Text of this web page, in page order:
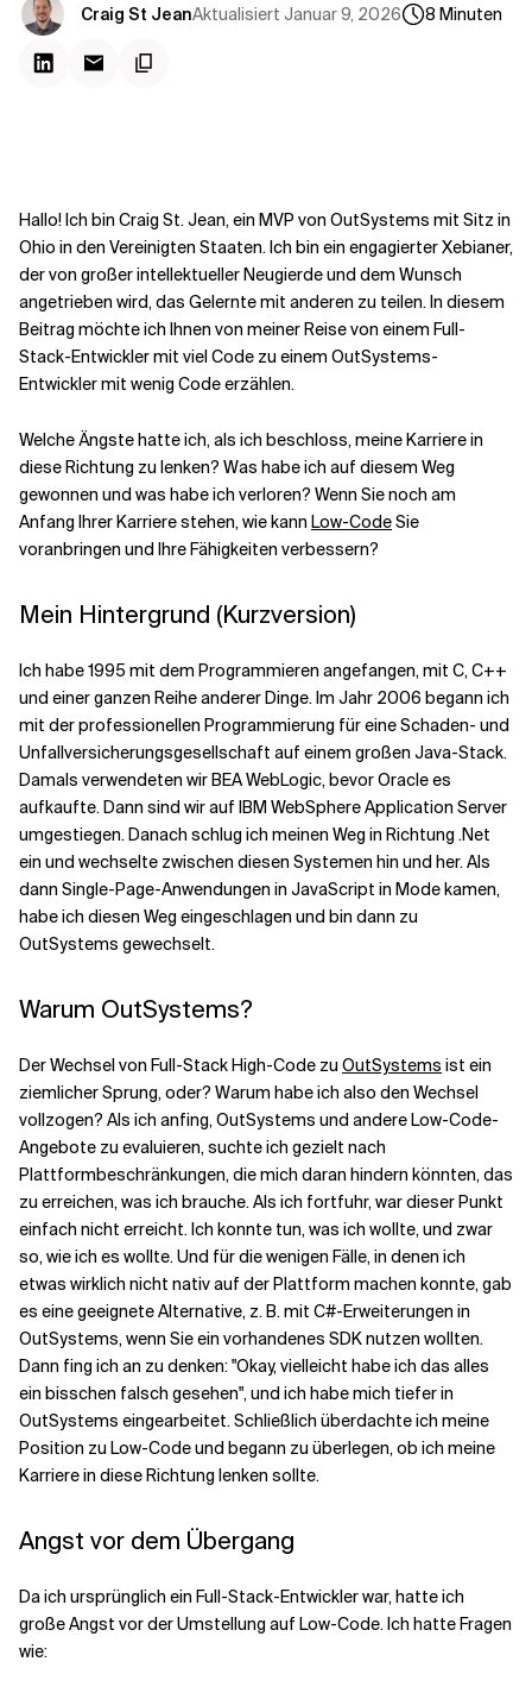
Craig St JeanAktualisiert Januar 9, 2026 8 Minuten
Hallo! Ich bin Craig St. Jean, ein MVP von OutSystems mit Sitz in
Ohio in den Vereinigten Staaten. Ich bin ein engagierter Xebianer,
der von großer intellektueller Neugierde und dem Wunsch
angetrieben wird, das Gelernte mit anderen zu teilen. In diesem
Beitrag möchte ich Ihnen von meiner Reise von einem Full-
Stack-Entwickler mit viel Code zu einem OutSystems-
Entwickler mit wenig Code erzählen.
Welche Ängste hatte ich, als ich beschloss, meine Karriere in
diese Richtung zu lenken? Was habe ich auf diesem Weg
gewonnen und was habe ich verloren? Wenn Sie noch am
Anfang Ihrer Karriere stehen, wie kann Low-CodeSie
voranbringen und Ihre Fähigkeiten verbessern?
Mein Hintergrund (Kurzversion)
Ich habe 1995 mit dem Programmieren angefangen, mit C, C++
und einer ganzen Reihe anderer Dinge. Im Jahr 2006 begann ich
mit der professionellen Programmierung für eine Schaden- und
Unfallversicherungsgesellschaft auf einem großen Java-Stack.
Damals verwendeten wir BEA WebLogic, bevor Oracle es
aufkaufte. Dann sind wir auf IBM WebSphere Application Server
umgestiegen. Danach schlug ich meinen Weg in Richtung .Net
ein und wechselte zwischen diesen Systemen hin und her. Als
dann Single-Page-Anwendungen in JavaScript in Mode kamen,
habe ich diesen Weg eingeschlagen und bin dann zu
OutSystems gewechselt.
Warum OutSystems?
Der Wechsel von Full-Stack High-Code zu OutSystems ist ein
ziemlicher Sprung, oder? Warum habe ich also den Wechsel
vollzogen? Als ich anfing, OutSystems und andere Low-Code-
Angebote zu evaluieren, suchte ich gezielt nach
Plattformbeschränkungen, die mich daran hindern könnten, das
zu erreichen, was ich brauche. Als ich fortfuhr, war dieser Punkt
einfach nicht erreicht. Ich konnte tun, was ich wollte, und zwar
so, wie ich es wollte. Und für die wenigen Fälle, in denen ich
etwas wirklich nicht nativ auf der Plattform machen konnte, gab
es eine geeignete Alternative, z. B. mit C#-Erweiterungen in
OutSystems, wenn Sie ein vorhandenes SDK nutzen wollten.
Dann fing ich an zu denken: "Okay, vielleicht habe ich das alles
ein bisschen falsch gesehen", und ich habe mich tiefer in
OutSystems eingearbeitet. Schließlich überdachte ich meine
Position zu Low-Code und begann zu überlegen, ob ich meine
Karriere in diese Richtung lenken sollte.
Angst vor dem Übergang
Da ich ursprünglich ein Full-Stack-Entwickler war, hatte ich
große Angst vor der Umstellung auf Low-Code. Ich hatte Fragen
wie: